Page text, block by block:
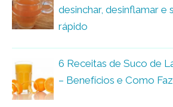
desinchar, desinflamar e
rápido
6 Receitas de Suco de
– Benefícios e Como